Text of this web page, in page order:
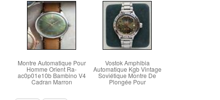
Montre Automatique Pour
Homme Orient Ra-
ac0p01e10b Bambino V4
Cadran Marron
Vostok Amphibia
Automatique Kgb Vintage
Soviétique Montre De
Plongée Pour